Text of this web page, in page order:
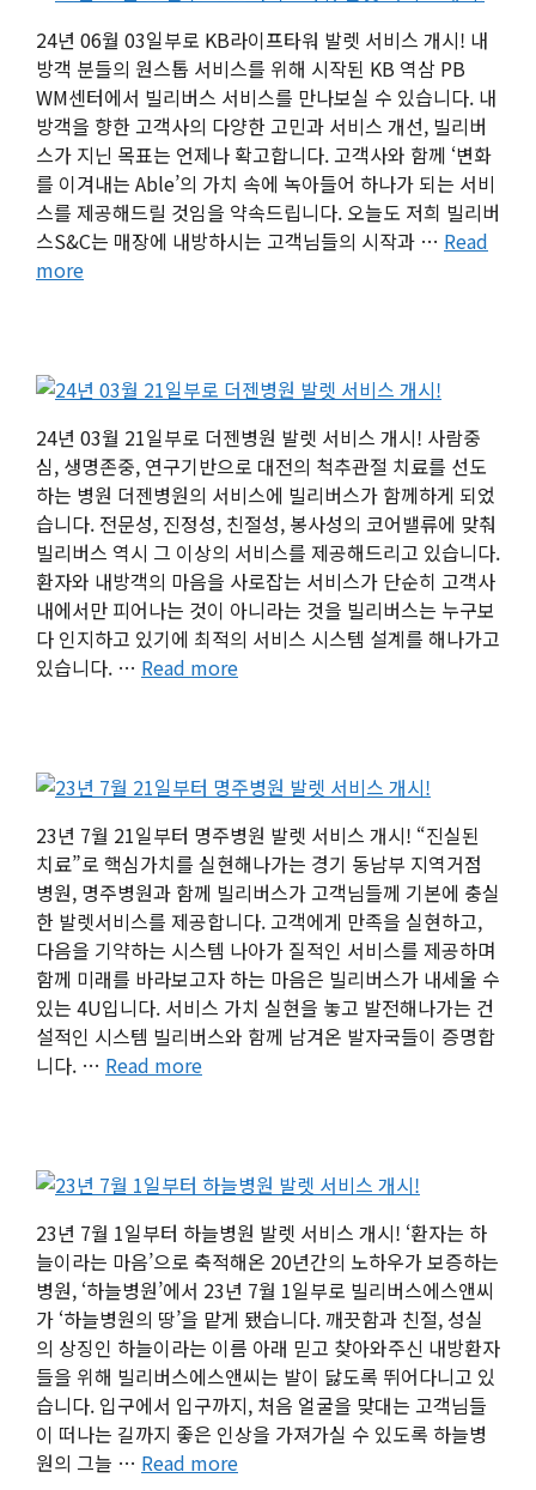
24년 06월 03일부로 KB라이프타워 발렛 서비스 개시! 내
방객 분들의 원스톱 서비스를 위해 시작된 KB 역삼 PB
WM센터에서 빌리버스 서비스를 만나보실 수 있습니다. 내
방객을 향한 고객사의 다양한 고민과 서비스 개선, 빌리버
스가 지닌 목표는 언제나 확고합니다. 고객사와 함께 ‘변화
를 이겨내는 Able’의 가치 속에 녹아들어 하나가 되는 서비
스를 제공해드릴 것임을 약속드립니다. 오늘도 저희 빌리버
스S&C는 매장에 내방하시는 고객님들의 시작과 … Read
more
24년 03월 21일부로 더젠병원 발렛 서비스 개시! 사람중
심, 생명존중, 연구기반으로 대전의 척추관절 치료를 선도
하는 병원 더젠병원의 서비스에 빌리버스가 함께하게 되었
습니다. 전문성, 진정성, 친절성, 봉사성의 코어밸류에 맞춰
빌리버스 역시 그 이상의 서비스를 제공해드리고 있습니다.
환자와 내방객의 마음을 사로잡는 서비스가 단순히 고객사
내에서만 피어나는 것이 아니라는 것을 빌리버스는 누구보
다 인지하고 있기에 최적의 서비스 시스템 설계를 해나가고
있습니다. … Read more
23년 7월 21일부터 명주병원 발렛 서비스 개시! “진실된
치료”로 핵심가치를 실현해나가는 경기 동남부 지역거점
병원, 명주병원과 함께 빌리버스가 고객님들께 기본에 충실
한 발렛서비스를 제공합니다. 고객에게 만족을 실현하고,
다음을 기약하는 시스템 나아가 질적인 서비스를 제공하며
함께 미래를 바라보고자 하는 마음은 빌리버스가 내세울 수
있는 4U입니다. 서비스 가치 실현을 놓고 발전해나가는 건
설적인 시스템 빌리버스와 함께 남겨온 발자국들이 증명합
니다. … Read more
23년 7월 1일부터 하늘병원 발렛 서비스 개시! ‘환자는 하
늘이라는 마음’으로 축적해온 20년간의 노하우가 보증하는
병원, ‘하늘병원’에서 23년 7월 1일부로 빌리버스에스앤씨
가 ‘하늘병원의 땅’을 맡게 됐습니다. 깨끗함과 친절, 성실
의 상징인 하늘이라는 이름 아래 믿고 찾아와주신 내방환자
들을 위해 빌리버스에스앤씨는 발이 닳도록 뛰어다니고 있
습니다. 입구에서 입구까지, 처음 얼굴을 맞대는 고객님들
이 떠나는 길까지 좋은 인상을 가져가실 수 있도록 하늘병
원의 그늘 … Read more